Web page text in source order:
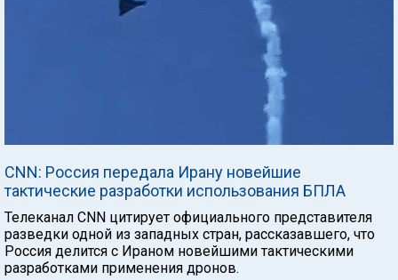
CNN: Россия передала Ирану новейшие
тактические разработки использования БПЛА
Телеканал CNN цитирует официального представителя
разведки одной из западных стран, рассказавшего, что
Россия делится с Ираном новейшими тактическими
разработками применения дронов.